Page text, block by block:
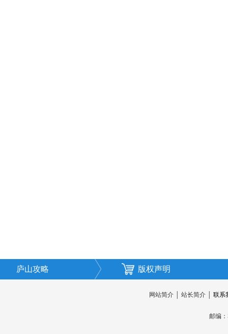
庐山攻略 版权声明
网站简介│ 站长简介│ 联系
邮编